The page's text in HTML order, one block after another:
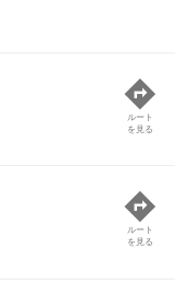
ルート
を見る
ルート
を見る